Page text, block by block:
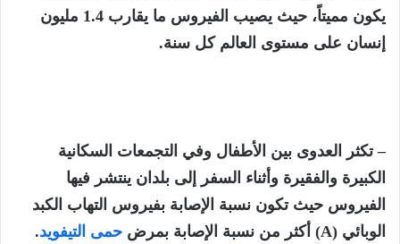
يكون مميتاً، حيث يصيب الفيروس ما يقارب 1.4 مليون
إنسان على مستوى العالم كل سنة.
– تكثر العدوى بين الأطفال وفي التجمعات السكانية
الكبيرة والفقيرة وأثناء السفر إلى بلدان ينتشر فيها
الفيروس حيث تكون نسبة الإصابة بفيروس التهاب الكبد
الوبائي (A) أكثر من نسبة الإصابة بمرض حمى التيفويد.